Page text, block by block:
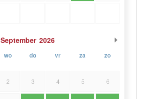
September 2026
wo do vr za zo
2 3 4 5 6